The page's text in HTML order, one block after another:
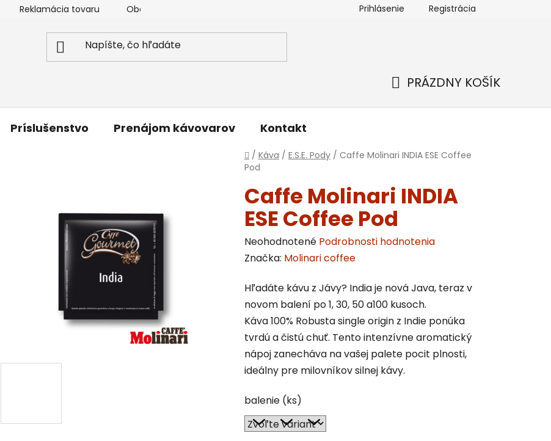
Reklamácia tovaru Obchodné podmienky Podmienky ochrany osobných údajov Kontakt
Prihlásenie Registrácia
PRÁZDNY KOŠÍK
Príslušenstvo Prenájom kávovarov Kontakt
Domov
/ Káva / E.S.E. Pody / Caffe Molinari INDIA ESE Coffee
Pod
Caffe Molinari INDIA
ESE Coffee Pod
Priemerné
hodnotenie
je
0,0
z
5
hviezdičiek.
Neohodnotené Podrobnosti hodnotenia
Značka: Molinari coffee
Hľadáte kávu z Jávy? India je nová Java, teraz v
novom balení po 1, 30, 50 a100 kusoch.
Káva 100% Robusta single origin z Indie ponúka
tvrdú a čistú chuť. Tento intenzívne aromatický
nápoj zanecháva na vašej palete pocit plnosti,
ideálny pre milovníkov silnej kávy.
balenie (ks)